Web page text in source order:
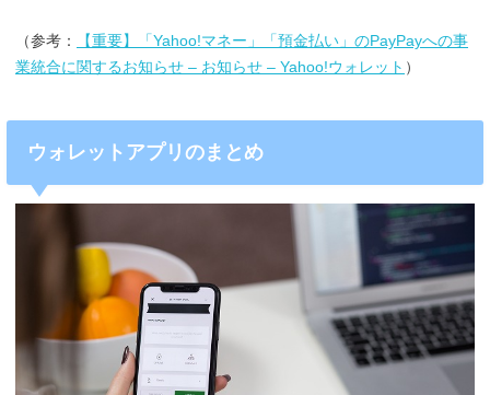
（参考：
【重要】「Yahoo!マネー」「預金払い」のPayPayへの事
業統合に関するお知らせ – お知らせ – Yahoo!ウォレット ）
ウォレットアプリのまとめ